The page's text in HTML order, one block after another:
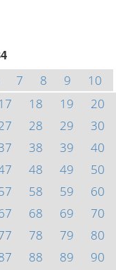
7 8 9
10
17 18 19
20
28 29
30
38 39
40
48 49
50
58 59
60
68 69
70
78 79
80
88 89
90